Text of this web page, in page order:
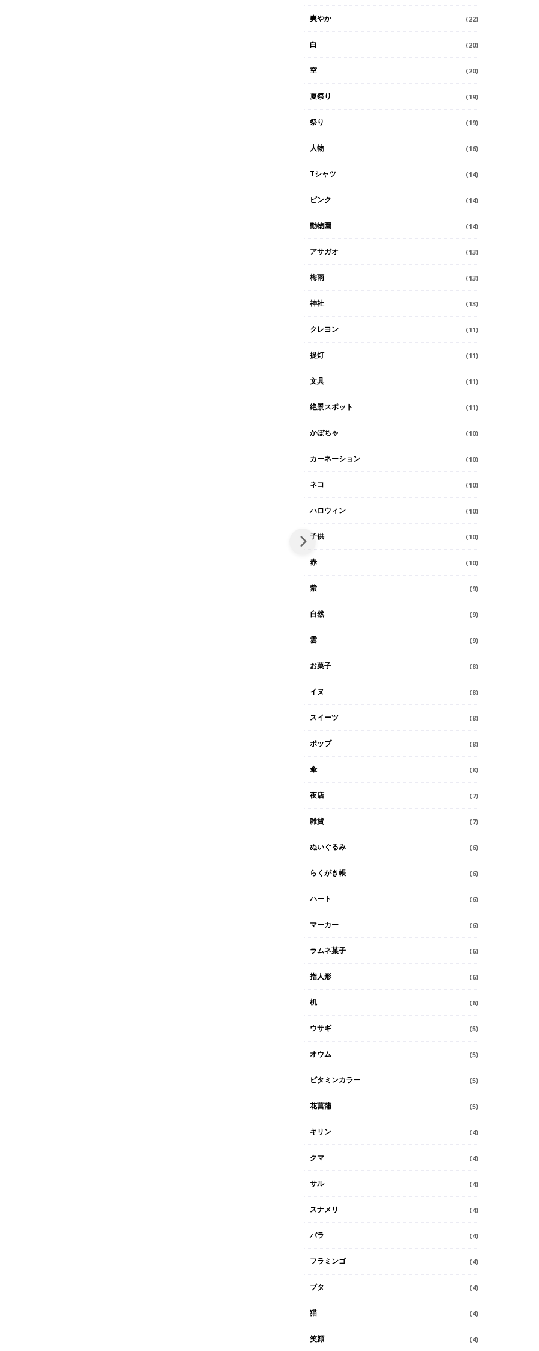
爽やか (22)
白 (20)
空 (20)
夏祭り (19)
祭り (19)
人物 (16)
Tシャツ (14)
ピンク (14)
動物園 (14)
アサガオ (13)
梅雨 (13)
神社 (13)
クレヨン (11)
提灯 (11)
文具 (11)
絶景スポット (11)
かぼちゃ (10)
カーネーション (10)
ネコ (10)
ハロウィン (10)
子供 (10)
赤 (10)
紫 (9)
自然 (9)
雲 (9)
お菓子 (8)
イヌ (8)
スイーツ (8)
ポップ (8)
傘 (8)
夜店 (7)
雑貨 (7)
ぬいぐるみ (6)
らくがき帳 (6)
ハート (6)
マーカー (6)
ラムネ菓子 (6)
指人形 (6)
机 (6)
ウサギ (5)
オウム (5)
ビタミンカラー (5)
花菖蒲 (5)
キリン (4)
クマ (4)
サル (4)
スナメリ (4)
バラ (4)
フラミンゴ (4)
ブタ (4)
猫 (4)
笑顔 (4)